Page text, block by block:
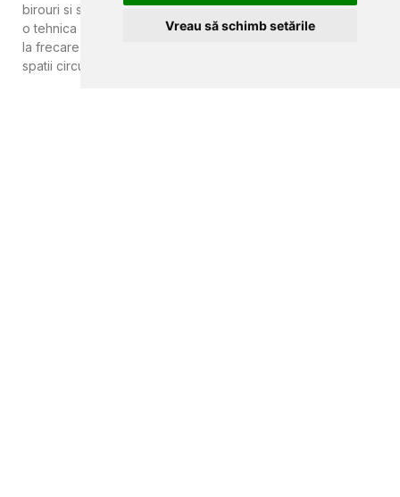
Vreau să schimb setările
birouri si spatii Horeca. Acest tapet din vinil este realizat cu
o tehnica speciala de productie care il face foarte rezistent
la frecare si zgarieturi, astfel ca este potrivit inclusiv pentru
spatii circulate intens.